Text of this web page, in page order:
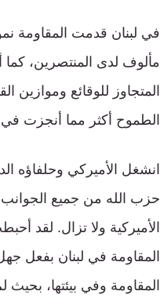
في لبنان قدمت المقاومة
مألوف لدى المنتصرين، كما
المتجاوز للوقائع
الطموح أكثر مما أنجزت في
حزب الله من جميع
الأميركية ولا تزال. لقد
المقاومة في لبنان بفعل
المقاومة وفي بيئتها، بحيث